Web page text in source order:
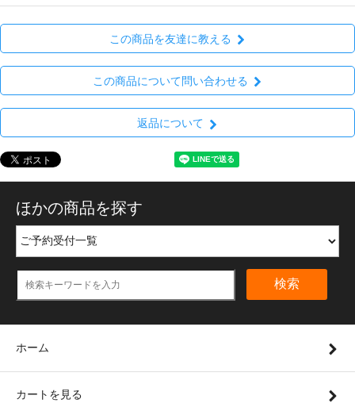
この商品を友達に教える
この商品について問い合わせる
返品について
ほかの商品を探す
検索
ホーム
カートを見る